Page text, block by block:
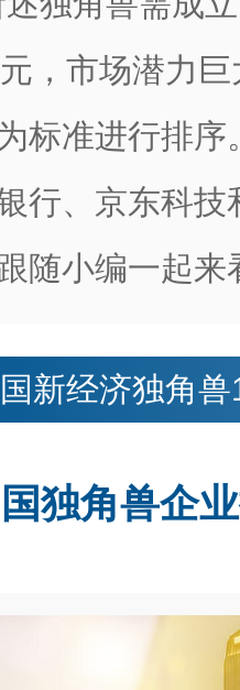
，市场潜力
标准进行排
行、京东科
随小编一起来
新经济独角
独角兽企